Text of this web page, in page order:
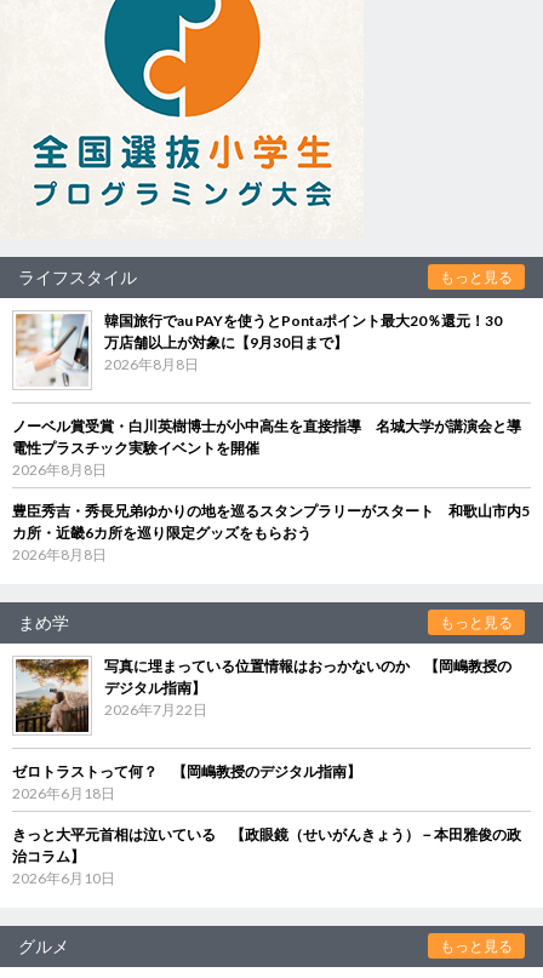
ライフスタイル もっと見る
韓国旅行でau PAYを使うとPontaポイント最大20％還元！30
万店舗以上が対象に【9月30日まで】
2026年8月8日
ノーベル賞受賞・白川英樹博士が小中高生を直接指導 名城大学が講演会と導
電性プラスチック実験イベントを開催
2026年8月8日
豊臣秀吉・秀長兄弟ゆかりの地を巡るスタンプラリーがスタート 和歌山市内5
カ所・近畿6カ所を巡り限定グッズをもらおう
2026年8月8日
まめ学 もっと見る
写真に埋まっている位置情報はおっかないのか 【岡嶋教授の
デジタル指南】
2026年7月22日
ゼロトラストって何？ 【岡嶋教授のデジタル指南】
2026年6月18日
きっと大平元首相は泣いている 【政眼鏡（せいがんきょう）－本田雅俊の政
治コラム】
2026年6月10日
グルメ もっと見る